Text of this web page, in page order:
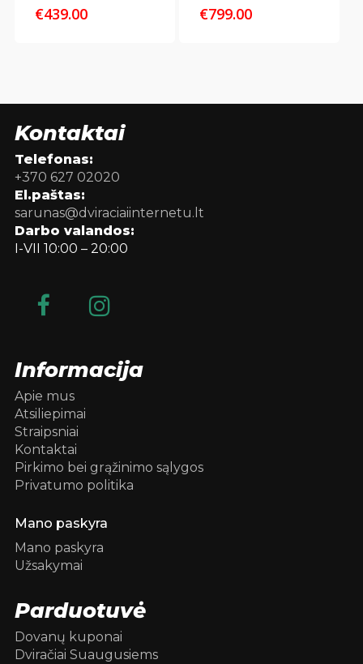
€439.00 €799.00
Kontaktai
Telefonas:
+370 627 02020
El.paštas:
sarunas@dviraciaiinternetu.lt
Darbo valandos:
I-VII 10:00 – 20:00
Informacija
Apie mus
Atsiliepimai
Straipsniai
Kontaktai
Pirkimo bei grąžinimo sąlygos
Privatumo politika
Mano paskyra
Mano paskyra
Užsakymai
Parduotuvė
Dovanų kuponai
Dviračiai Suaugusiems